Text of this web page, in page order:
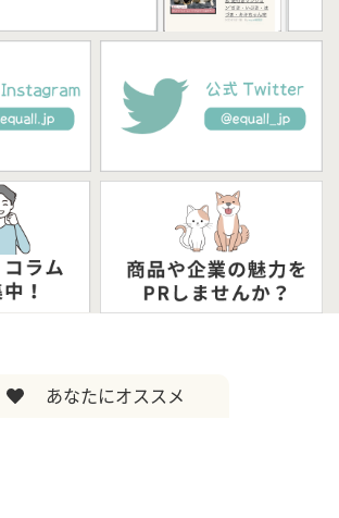
あなたにオススメ